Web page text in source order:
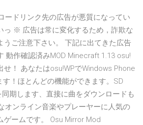
ードリンク先の広告が悪質になってい
っ ※ 広告は常に変化するため，詐欺な
うご注意下さい。 下記に出てきた広告
動作確認済みMOD Minecraft 1.13 osu!
せ！ あなたはosu!WPでWindows Phone
！ほとんどの機能ができます。SD
期します、直接に曲をダウンロードも
オンライン音楽やプレーヤーに人気の
ゲームです。 Osu Mirror Mod